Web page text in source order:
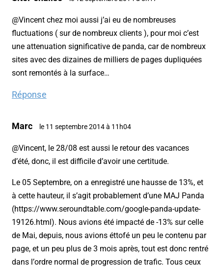
@Vincent chez moi aussi j’ai eu de nombreuses
fluctuations ( sur de nombreux clients ), pour moi c’est
une attenuation significative de panda, car de nombreux
sites avec des dizaines de milliers de pages dupliquées
sont remontés à la surface…
Réponse
Marc le 11 septembre 2014 à 11h04
@Vincent, le 28/08 est aussi le retour des vacances
d’été, donc, il est difficile d’avoir une certitude.
Le 05 Septembre, on a enregistré une hausse de 13%, et
à cette hauteur, il s’agit probablement d’une MAJ Panda
(https://www.seroundtable.com/google-panda-update-
19126.html). Nous avions été impacté de -13% sur celle
de Mai, depuis, nous avions éttofé un peu le contenu par
page, et un peu plus de 3 mois après, tout est donc rentré
dans l’ordre normal de progression de trafic. Tous ceux